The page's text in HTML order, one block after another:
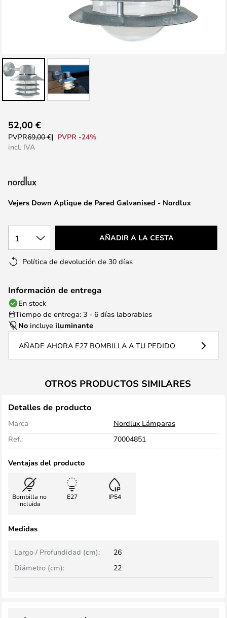
comienzo
galería
imágenes
Vejers Down Aplique de Pared Galvanised - Nordlux
52,00 €
PVPR69,00 €
PVPR -24%
incl. IVA
1 AÑADIR A LA CESTA
Política de devolución de 30 días
Información de entrega
En stock
Tiempo de entrega: 3 - 6 días laborables
No incluye iluminante
AÑADE AHORA E27 BOMBILLA A TU PEDIDO
OTROS PRODUCTOS SIMILARES
Detalles de producto
Marca
Nordlux Lámparas
Ref.:
70004851
Ventajas del producto
Bombilla no
incluida
E27 IP54
Medidas
Largo / Profundidad (cm):
26
Diámetro (cm):
22